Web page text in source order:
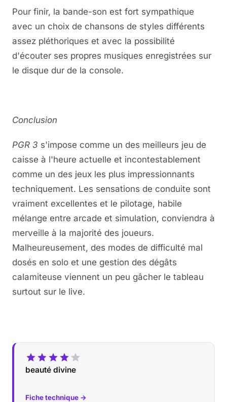
Pour finir, la bande-son est fort sympathique
avec un choix de chansons de styles différents
assez pléthoriques et avec la possibilité
d'écouter ses propres musiques enregistrées sur
le disque dur de la console.
Conclusion
PGR 3 s'impose comme un des meilleurs jeu de
caisse à l'heure actuelle et incontestablement
comme un des jeux les plus impressionnants
techniquement. Les sensations de conduite sont
vraiment excellentes et le pilotage, habile
mélange entre arcade et simulation, conviendra à
merveille à la majorité des joueurs.
Malheureusement, des modes de difficulté mal
dosés en solo et une gestion des dégâts
calamiteuse viennent un peu gâcher le tableau
surtout sur le live.
beauté divine
Fiche technique →